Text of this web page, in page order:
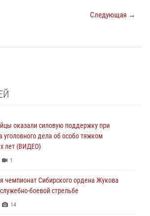
Следующая →
оказали силовую поддержку при
уголовного дела об особо тяжком
лет (ВИДЕО)
1
чемпионат Сибирского ордена Жукова
боевой стрельбе
14